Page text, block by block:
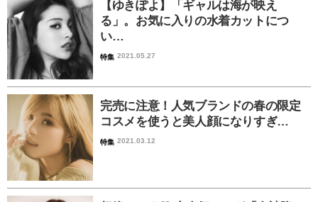
【ゆきぽよ】「ギャルは海が映え
る」。お気に入りの水着カットにつ
い…
特集 2021.05.27
完売に注意！人気ブランドの春の限定
コスメを使うと美人顔になりすぎ…
特集 2021.03.12